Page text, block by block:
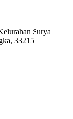
Surya
33215